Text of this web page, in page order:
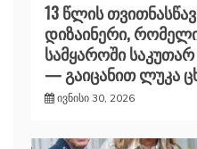
13 წლის
დიზაინერი,
სამყაროში
— გაიცანით ლუკა
ივნისი 30, 2026